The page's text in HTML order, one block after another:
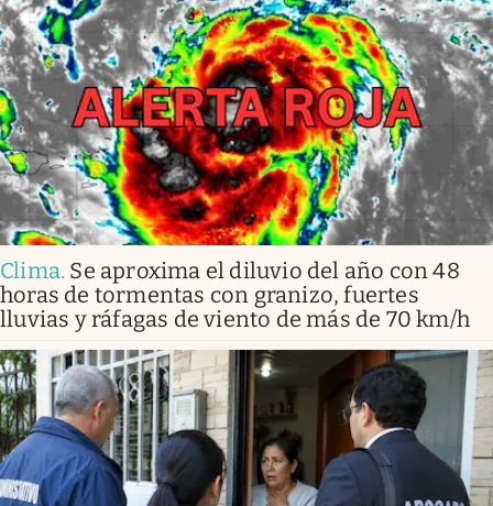
Clima. Se aproxima el diluvio del año con 48
horas de tormentas con granizo, fuertes
lluvias y ráfagas de viento de más de 70 km/h